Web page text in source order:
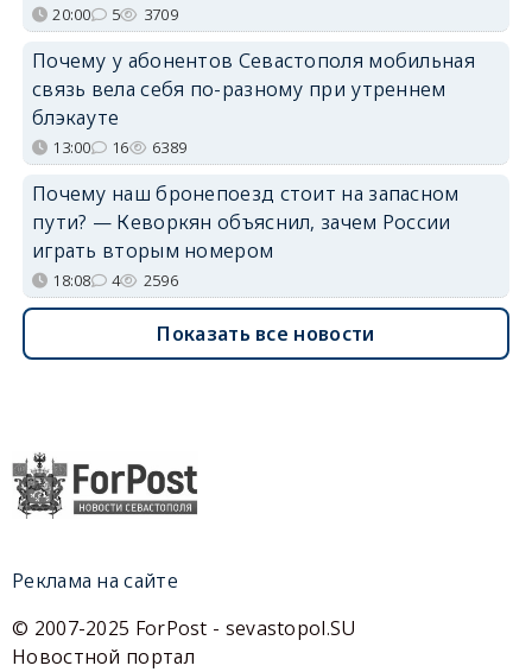
20:00 5 3709
Почему у абонентов Севастополя мобильная
связь вела себя по-разному при утреннем
блэкауте
13:00 16 6389
Почему наш бронепоезд стоит на запасном
пути? — Кеворкян объяснил, зачем России
играть вторым номером
18:08 4 2596
Показать все новости
Реклама на сайте
© 2007-2025 ForPost - sevastopol.SU
Новостной портал